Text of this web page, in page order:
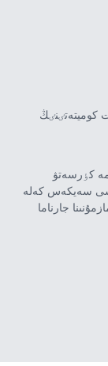
كوميتەتٸنٸڭ
كٶرسەتۋ
سەيكەس كەلە
جارناما